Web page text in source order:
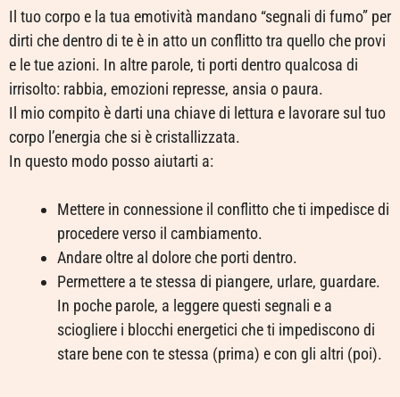
Il tuo corpo e la tua emotività mandano “segnali di fumo” per
dirti che dentro di te è in atto un conflitto tra quello che provi
e le tue azioni. In altre parole, ti porti dentro qualcosa di
irrisolto: rabbia, emozioni represse, ansia o paura.
Il mio compito è darti una chiave di lettura e lavorare sul tuo
corpo l’energia che si è cristallizzata.
In questo modo posso aiutarti a:
Mettere in connessione il conflitto che ti impedisce di
procedere verso il cambiamento.
Andare oltre al dolore che porti dentro.
Permettere a te stessa di piangere, urlare, guardare.
In poche parole, a leggere questi segnali e a
sciogliere i blocchi energetici che ti impediscono di
stare bene con te stessa (prima) e con gli altri (poi).